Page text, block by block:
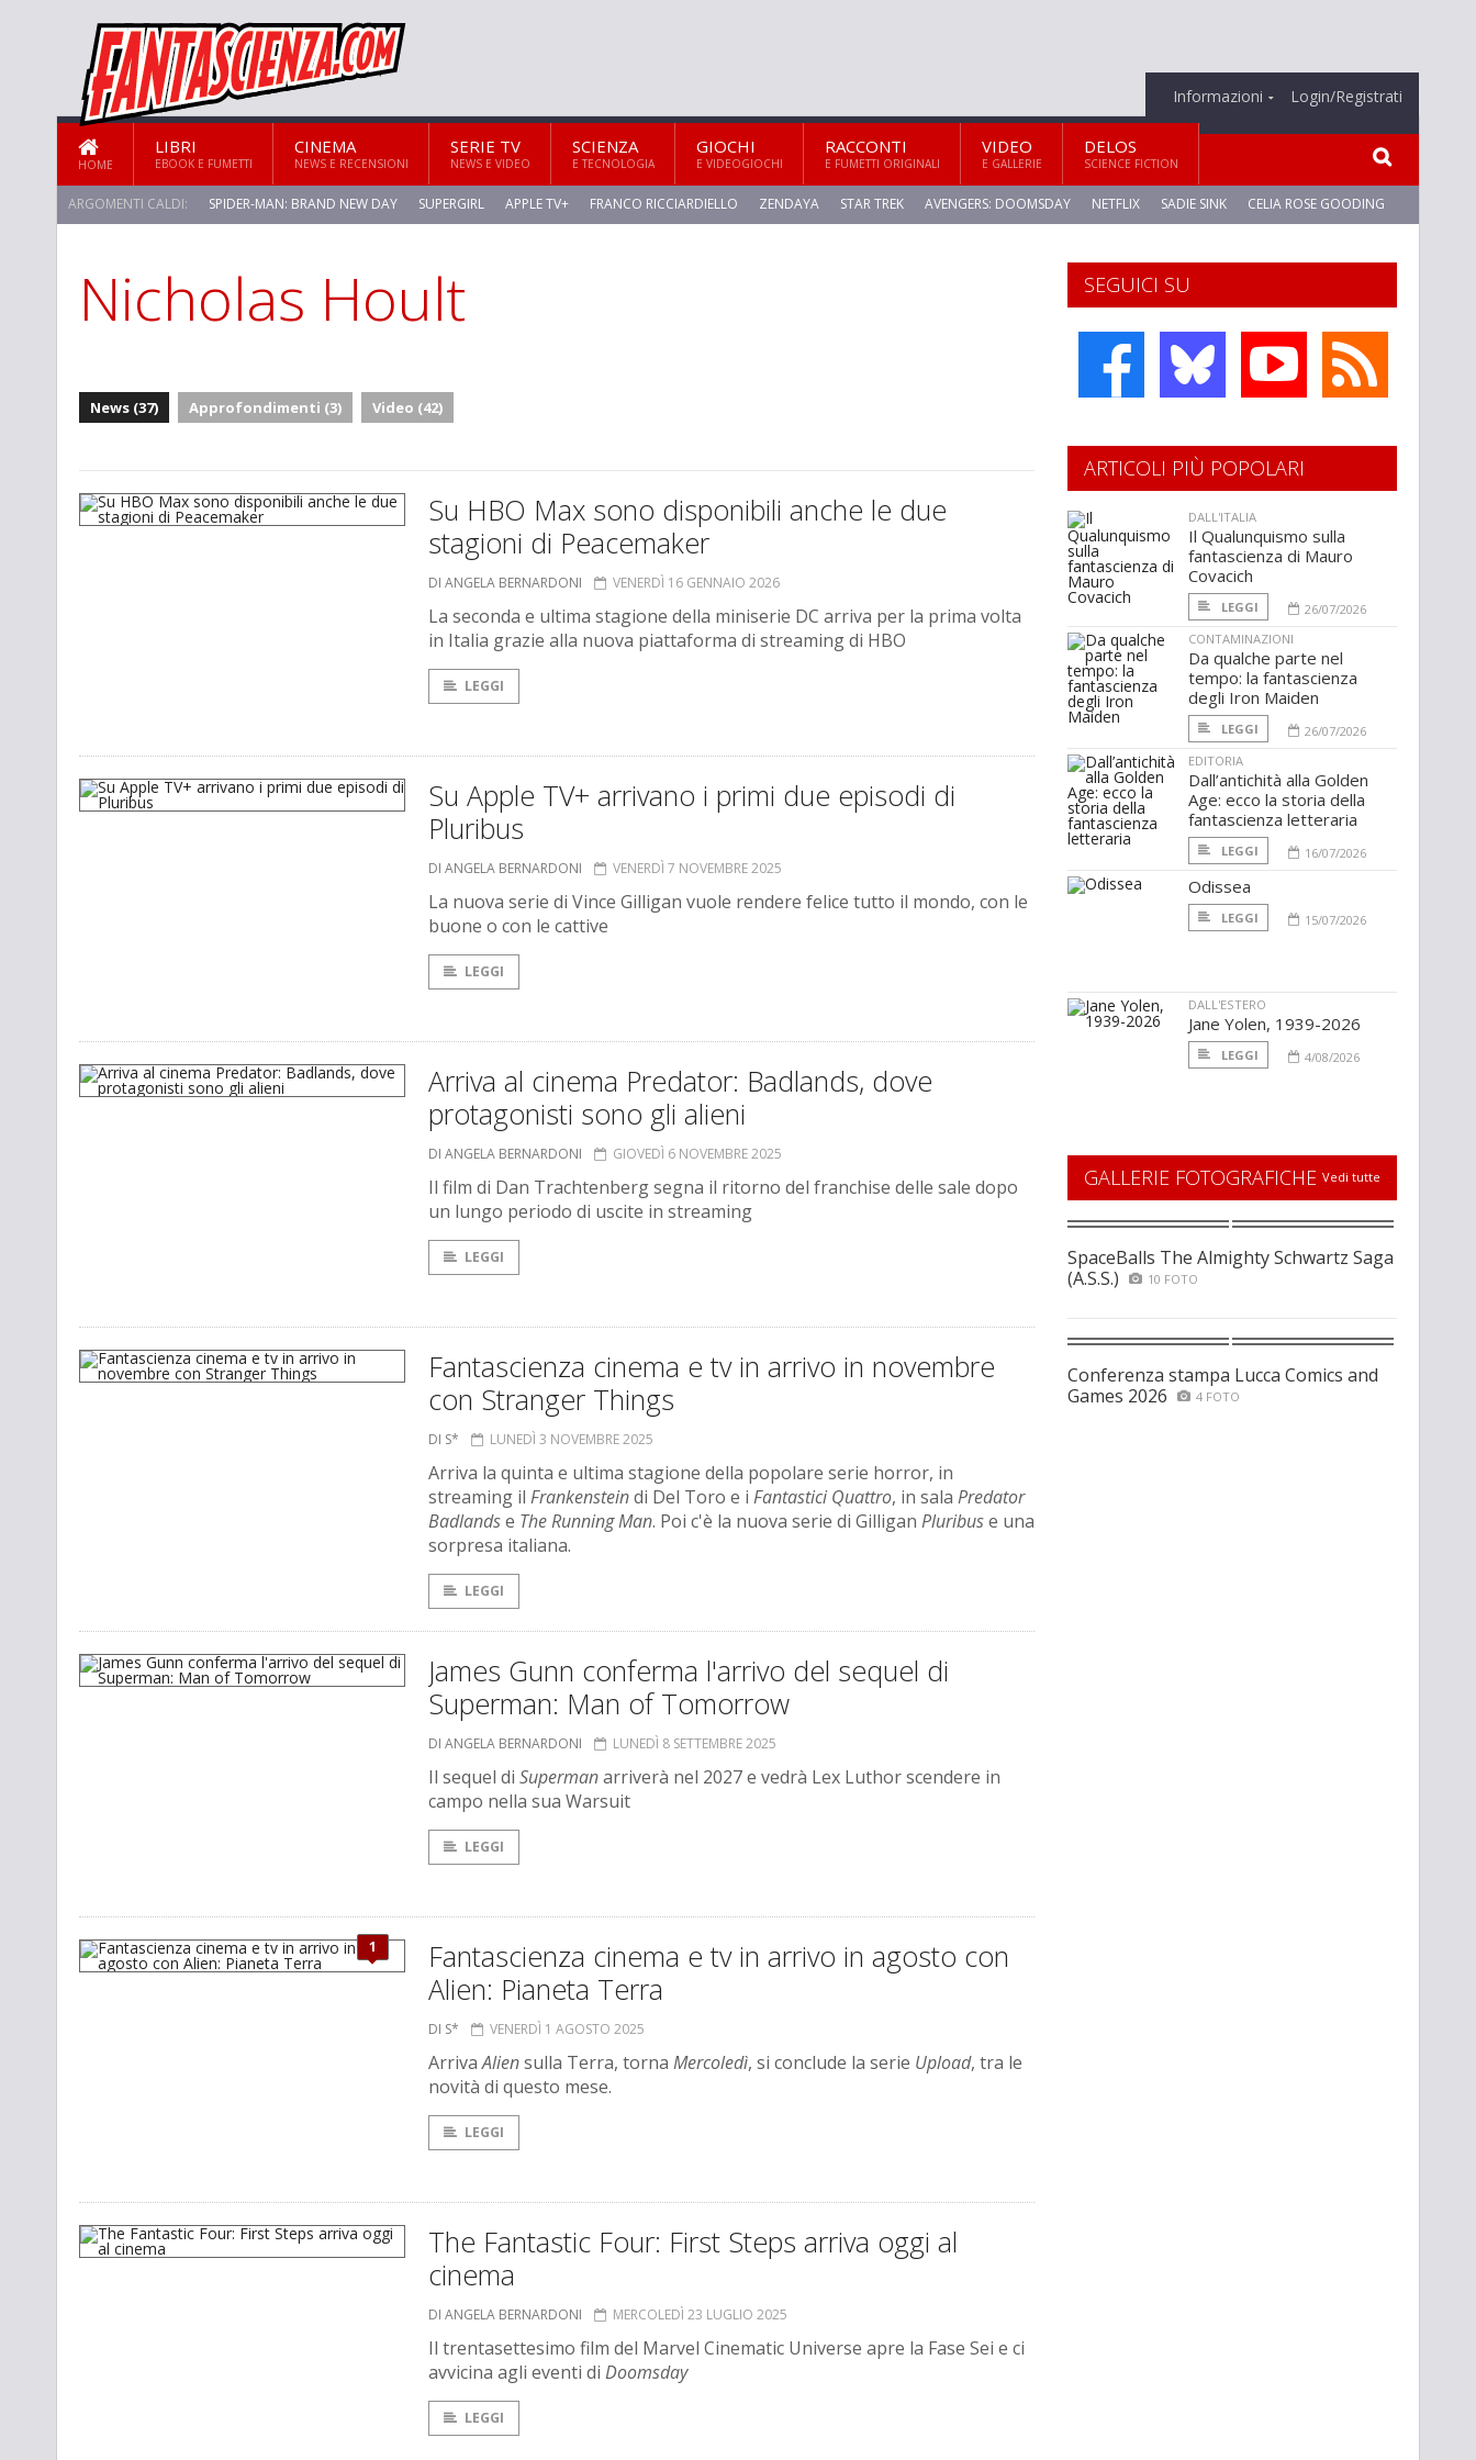
Informazioni Login/Registrati
HOME
LIBRI
EBOOK E FUMETTI
CINEMA
NEWS E RECENSIONI
SERIE TV
NEWS E VIDEO
SCIENZA
E TECNOLOGIA
GIOCHI
E VIDEOGIOCHI
RACCONTI
E FUMETTI ORIGINALI
VIDEO
E GALLERIE
DELOS
SCIENCE FICTION
ARGOMENTI CALDI: SPIDER-MAN: BRAND NEW DAY SUPERGIRL APPLE TV+ FRANCO RICCIARDIELLO ZENDAYA STAR TREK AVENGERS: DOOMSDAY NETFLIX SADIE SINK CELIA ROSE GOODING
Nicholas Hoult
News (37) Approfondimenti (3) Video (42)
Su HBO Max sono disponibili anche le due
stagioni di Peacemaker
DI ANGELA BERNARDONI VENERDÌ 16 GENNAIO 2026
La seconda e ultima stagione della miniserie DC arriva per la prima volta
in Italia grazie alla nuova piattaforma di streaming di HBO
LEGGI
Su Apple TV+ arrivano i primi due episodi di
Pluribus
DI ANGELA BERNARDONI VENERDÌ 7 NOVEMBRE 2025
La nuova serie di Vince Gilligan vuole rendere felice tutto il mondo, con le
buone o con le cattive
LEGGI
Arriva al cinema Predator: Badlands, dove
protagonisti sono gli alieni
DI ANGELA BERNARDONI GIOVEDÌ 6 NOVEMBRE 2025
Il film di Dan Trachtenberg segna il ritorno del franchise delle sale dopo
un lungo periodo di uscite in streaming
LEGGI
Fantascienza cinema e tv in arrivo in novembre
con Stranger Things
DI S* LUNEDÌ 3 NOVEMBRE 2025
Arriva la quinta e ultima stagione della popolare serie horror, in
streaming il Frankensteindi Del Toro e i Fantastici Quattro, in sala Predator
Badlandse The Running Man. Poi c'è la nuova serie di Gilligan Pluribuse una
sorpresa italiana.
LEGGI
James Gunn conferma l'arrivo del sequel di
Superman: Man of Tomorrow
DI ANGELA BERNARDONI LUNEDÌ 8 SETTEMBRE 2025
Il sequel di Supermanarriverà nel 2027 e vedrà Lex Luthor scendere in
campo nella sua Warsuit
LEGGI
1
Fantascienza cinema e tv in arrivo in agosto con
Alien: Pianeta Terra
DI S* VENERDÌ 1 AGOSTO 2025
ArrivaAliensulla Terra, torna Mercoledì, si conclude la serie Upload, tra le
novità di questo mese.
LEGGI
The Fantastic Four: First Steps arriva oggi al
cinema
DI ANGELA BERNARDONI MERCOLEDÌ 23 LUGLIO 2025
Il trentasettesimo film del Marvel Cinematic Universe apre la Fase Sei e ci
avvicina agli eventi di Doomsday
LEGGI
SEGUICI SU
ARTICOLI PIÙ POPOLARI
DALL'ITALIA
Il Qualunquismo sulla
fantascienza di Mauro
Covacich
LEGGI
26/07/2026
CONTAMINAZIONI
Da qualche parte nel
tempo: la fantascienza
degli Iron Maiden
LEGGI
26/07/2026
EDITORIA
Dall’antichità alla Golden
Age: ecco la storia della
fantascienza letteraria
LEGGI 16/07/2026
Odissea
LEGGI 15/07/2026
DALL'ESTERO
Jane Yolen, 1939-2026
LEGGI 4/08/2026
GALLERIE FOTOGRAFICHE Vedi tutte
SpaceBalls The Almighty Schwartz Saga
(A.S.S.)
10 FOTO
Conferenza stampa Lucca Comics and
Games 2026
4 FOTO